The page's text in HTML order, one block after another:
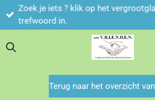
Ga
direct
de
Zoek je iets ? klik op het
trefwoord in.
Terug naar het overzicht